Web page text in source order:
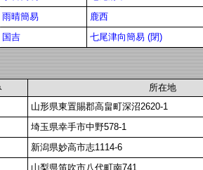
雨晴簡易
鹿西
国吉 七尾津向簡易 (閉)
所在地
山形県東置賜郡高畠町深沼2620-1
埼玉県幸手市中野578-1
新潟県妙高市志1114-6
山梨県笛吹市八代町南741